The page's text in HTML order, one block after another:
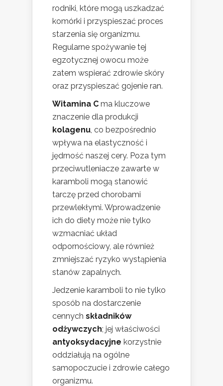
rodniki, które mogą uszkadzać
komórki i przyspieszać proces
starzenia się organizmu.
Regularne spożywanie tej
egzotycznej owocu może
zatem wspierać zdrowie skóry
oraz przyspieszać gojenie ran.
Witamina C ma kluczowe
znaczenie dla produkcji
kolagenu , co bezpośrednio
wpływa na elastyczność i
jędrność naszej cery. Poza tym
przeciwutleniacze zawarte w
karamboli mogą stanowić
tarczę przed chorobami
przewlekłymi. Wprowadzenie
ich do diety może nie tylko
wzmacniać układ
odpornościowy, ale również
zmniejszać ryzyko wystąpienia
stanów zapalnych.
Jedzenie karamboli to nie tylko
sposób na dostarczenie
cennych składników
odżywczych; jej właściwości
antyoksydacyjne korzystnie
oddziałują na ogólne
samopoczucie i zdrowie całego
organizmu.